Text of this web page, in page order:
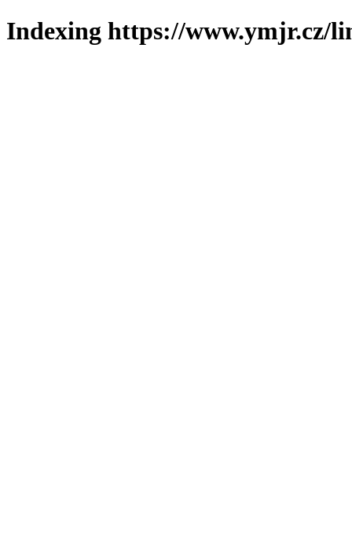
Indexing https://www.ymjr.cz/